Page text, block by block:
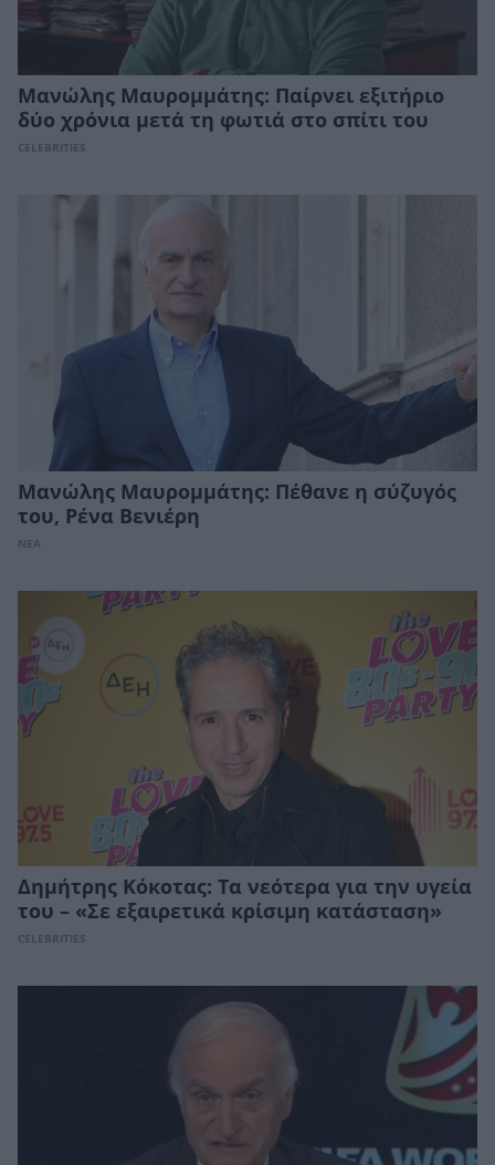
Μανώλης Μαυρομμάτης: Παίρνει εξιτήριο
δύο χρόνια μετά τη φωτιά στο σπίτι του
CELEBRITIES
Μανώλης Μαυρομμάτης: Πέθανε η σύζυγός
του, Ρένα Βενιέρη
ΝΕΑ
Δημήτρης Κόκοτας: Τα νεότερα για την υγεία
του – «Σε εξαιρετικά κρίσιμη κατάσταση»
CELEBRITIES